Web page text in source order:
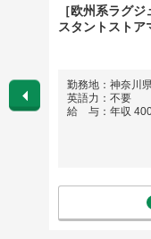
［欧州系ラグ
スタントストア
勤務地：神奈川
英語力：不要
給 与：年収